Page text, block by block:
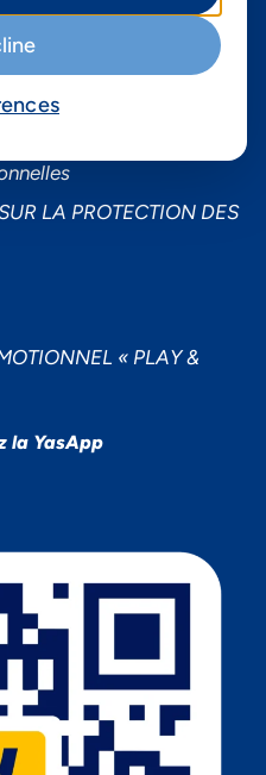
LA PROTECTION DES
« PLAY &
la YasApp